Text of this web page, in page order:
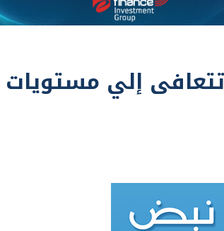
إلي مستويات